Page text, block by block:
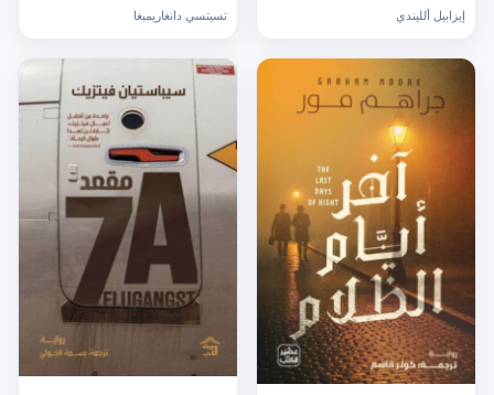
إيزابيل ألليندي
تسيتسي دانغاريمبغا